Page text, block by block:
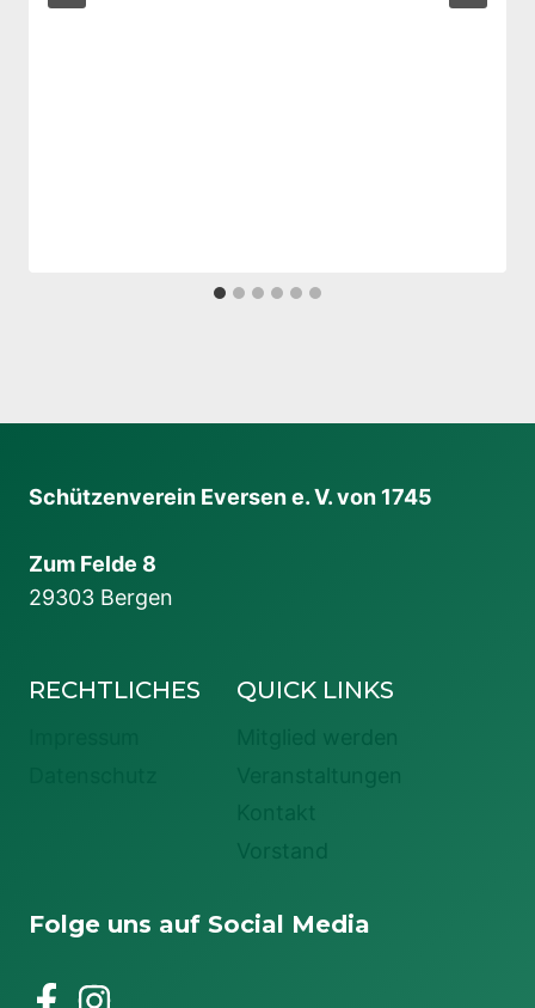
Schützenverein Eversen e. V. von 1745
Zum Felde 8
29303 Bergen
RECHTLICHES QUICK LINKS
Folge uns auf Social Media